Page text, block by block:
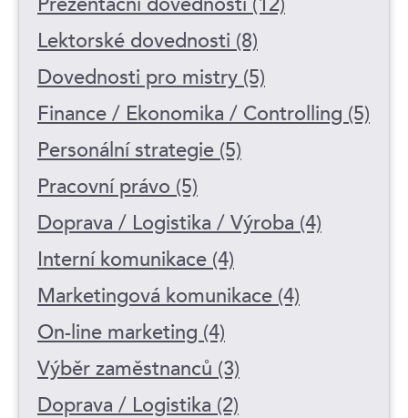
Lektorské dovednosti (8)
Dovednosti pro mistry (5)
Finance / Ekonomika / Controlling (5)
Personální strategie (5)
Pracovní právo (5)
Doprava / Logistika / Výroba (4)
Interní komunikace (4)
Marketingová komunikace (4)
On-line marketing (4)
Výběr zaměstnanců (3)
Doprava / Logistika (2)